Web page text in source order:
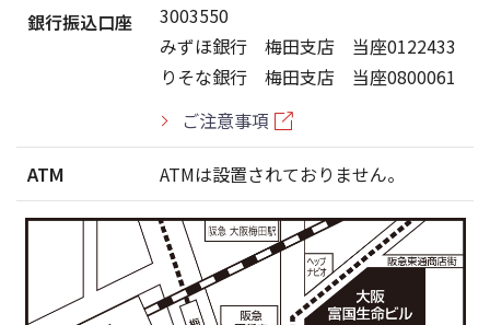
銀行振込口座
3003550
みずほ銀行 梅田支店 当座0122433
りそな銀行 梅田支店 当座0800061
ご注意事項
ATM ATMは設置されておりません。